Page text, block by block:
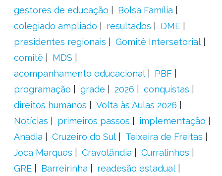
gestores de educação
Bolsa Família
colegiado ampliado
resultados
DME
presidentes regionais
Gomitê Intersetorial
comitê
MDS
acompanhamento educacional
PBF
programação
grade 2026
conquistas
direitos humanos
Volta às Aulas 2026
Notícias
primeiros passos
implementação
Anadia
Cruzeiro do Sul
Teixeira de Freitas
Joca Marques
Cravolândia
Curralinhos
GRE
Barreirinha readesão estadual